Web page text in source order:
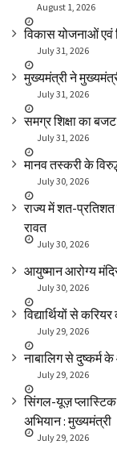
August 1, 2026
विकास योजनाओं एवं
July 31, 2026
मुख्यमंत्री ने
July 31, 2026
समग्र शिक्षा का
July 31, 2026
मानव तस्करी के
July 30, 2026
राज्य में शत-प्रतिशत
रावत
July 30, 2026
आयुष्मान आरोग्य
July 30, 2026
विद्यार्थियों से
July 29, 2026
नाबालिग से दुष्कर्म के
July 29, 2026
सिंगल-यूज़ प्लास्टिक
अभियान : मुख्यमंत्री
July 29, 2026